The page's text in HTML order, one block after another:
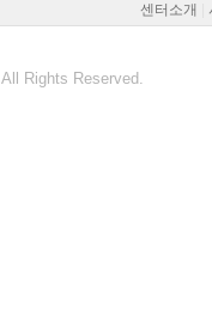
센터소개
All Rights Reserved.